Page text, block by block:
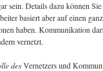
sein. Details dazu können Sie
basiert aber auf einen
haben. Kommunikation
vernetzt.
desVernetzers und